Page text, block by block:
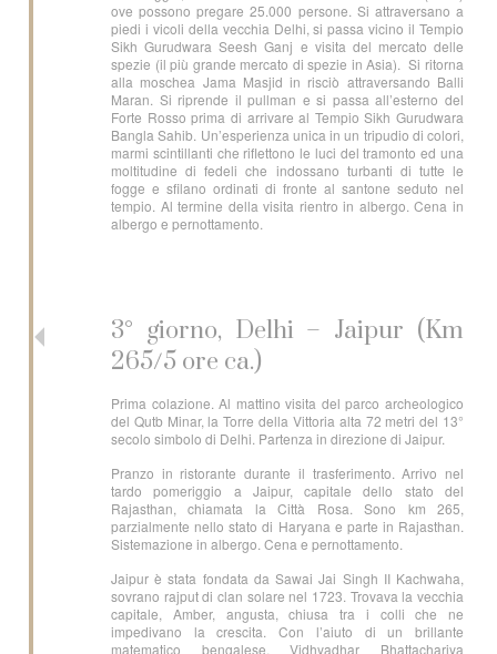
ove possono pregare 25.000 persone. Si attraversano a
piedi i vicoli della vecchia Delhi, si passa vicino il Tempio
Sikh Gurudwara Seesh Ganj e visita del mercato delle
spezie (il più grande mercato di spezie in Asia). Si ritorna
alla moschea Jama Masjid in risciò attraversando Balli
Maran. Si riprende il pullman e si passa all’esterno del
Forte Rosso prima di arrivare al Tempio Sikh Gurudwara
Bangla Sahib. Un’esperienza unica in un tripudio di colori,
marmi scintillanti che riflettono le luci del tramonto ed una
moltitudine di fedeli che indossano turbanti di tutte le
fogge e sfilano ordinati di fronte al santone seduto nel
tempio. Al termine della visita rientro in albergo. Cena in
albergo e pernottamento.
3° giorno, Delhi – Jaipur (Km
265/5 ore ca.)
Prima colazione. Al mattino visita del parco archeologico
del Qutb Minar, la Torre della Vittoria alta 72 metri del 13°
secolo simbolo di Delhi. Partenza in direzione di Jaipur.
Pranzo in ristorante durante il trasferimento. Arrivo nel
tardo pomeriggio a Jaipur, capitale dello stato del
Rajasthan, chiamata la Città Rosa. Sono km 265,
parzialmente nello stato di Haryana e parte in Rajasthan.
Sistemazione in albergo. Cena e pernottamento.
Jaipur è stata fondata da Sawai Jai Singh II Kachwaha,
sovrano rajput di clan solare nel 1723. Trovava la vecchia
capitale, Amber, angusta, chiusa tra i colli che ne
impedivano la crescita. Con l’aiuto di un brillante
matematico bengalese, Vidhyadhar Bhattachariya